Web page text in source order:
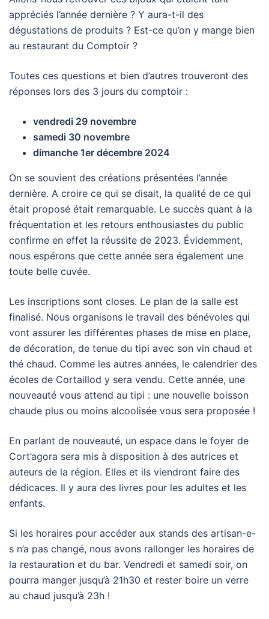
appréciés l’année dernière ? Y aura-t-il des
dégustations de produits ? Est-ce qu’on y mange bien
au restaurant du Comptoir ?
Toutes ces questions et bien d’autres trouveront des
réponses lors des 3 jours du comptoir :
vendredi 29 novembre
samedi 30 novembre
dimanche 1er décembre 2024
On se souvient des créations présentées l’année
dernière. A croire ce qui se disait, la qualité de ce qui
était proposé était remarquable. Le succès quant à la
fréquentation et les retours enthousiastes du public
confirme en effet la réussite de 2023. Évidemment,
nous espérons que cette année sera également une
toute belle cuvée.
Les inscriptions sont closes. Le plan de la salle est
finalisé. Nous organisons le travail des bénévoles qui
vont assurer les différentes phases de mise en place,
de décoration, de tenue du tipi avec son vin chaud et
thé chaud. Comme les autres années, le calendrier des
écoles de Cortaillod y sera vendu. Cette année, une
nouveauté vous attend au tipi : une nouvelle boisson
chaude plus ou moins alcoolisée vous sera proposée !
En parlant de nouveauté, un espace dans le foyer de
Cort’agora sera mis à disposition à des autrices et
auteurs de la région. Elles et ils viendront faire des
dédicaces. Il y aura des livres pour les adultes et les
enfants.
Si les horaires pour accéder aux stands des artisan-e-
s n’a pas changé, nous avons rallonger les horaires de
la restauration et du bar. Vendredi et samedi soir, on
pourra manger jusqu’à 21h30 et rester boire un verre
au chaud jusqu’à 23h !